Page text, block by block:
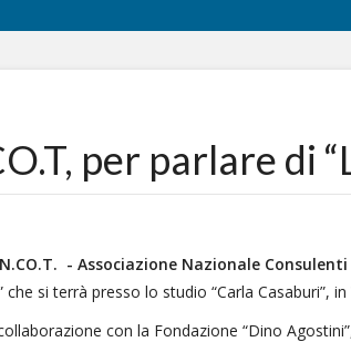
per parlare di
- Associazione Nazionale
che si terrà presso lo studio “Carla Casaburi”,
con la Fondazione “Dino